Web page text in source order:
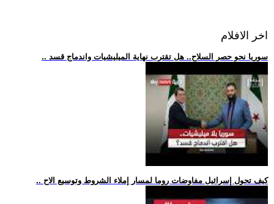
اخر الافلام
.. سوريا نحو حصر السلاح.. هل تقترب نهاية الميليشيات واندماج قسد
.. كيف تحول إسرائيل مفاوضات روما لمسار إملاء الشروط وتوسيع الاح